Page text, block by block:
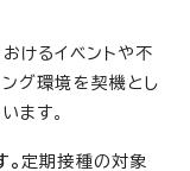
けるイベントや不
グ環境を契機とし
ます。
定期接種の対象